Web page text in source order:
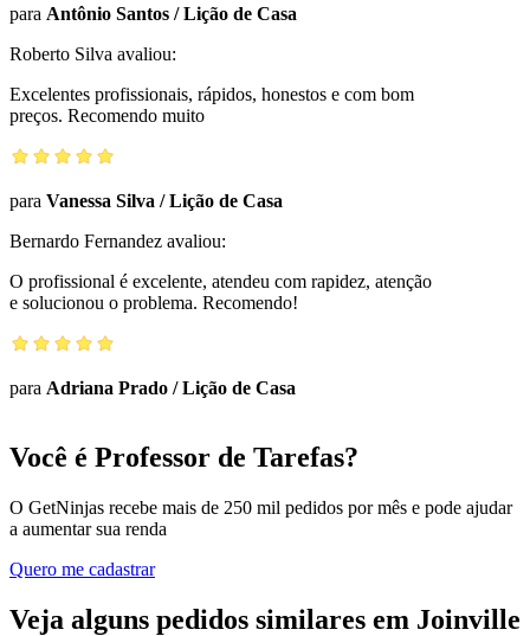
para Antônio Santos /Lição de Casa
Roberto Silva avaliou:
Excelentes profissionais, rápidos, honestos e com bom
preços. Recomendo muito
para Vanessa Silva /Lição de Casa
Bernardo Fernandez avaliou:
O profissional é excelente, atendeu com rapidez, atenção
e solucionou o problema. Recomendo!
para Adriana Prado /Lição de Casa
Você é Professor de Tarefas?
O GetNinjas recebe mais de 250 mil pedidos por mês e pode ajudar
a aumentar sua renda
Quero me cadastrar
Veja alguns pedidos similares em Joinville